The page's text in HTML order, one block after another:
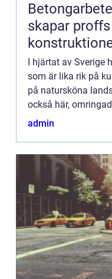
skapar
I hjärtat av Sverige
som är lika rik på
på natursköna
också här,
gnistr...
admin